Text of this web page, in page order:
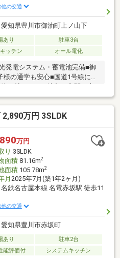
他の交通
愛知県豊川市御油町上ノ山下
あり
駐車3台
ッチン オール電化
発電システム・蓄電池完備■御
の通学も安心■国道1号線に出
20帖のLDKが魅力♪■玄関に土
万円 3SLDK
万円
り 3SLDK
面積81.16m2
面積105.78m2
月 2025年7月(築1年2ヶ月)
名鉄名古屋本線 名電赤坂駅 徒歩11
他の交通
愛知県豊川市赤坂町
あり
駐車2台
能評価付 システムキッチン